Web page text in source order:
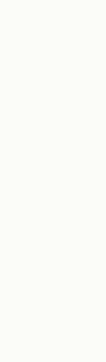
Andere